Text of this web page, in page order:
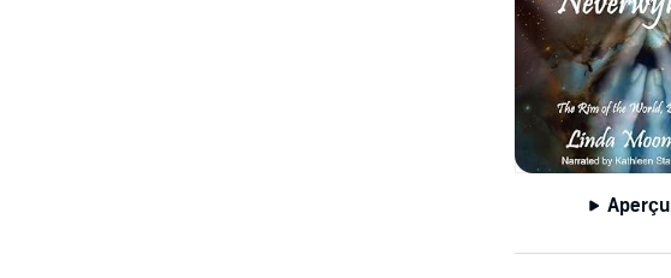
Aperçu